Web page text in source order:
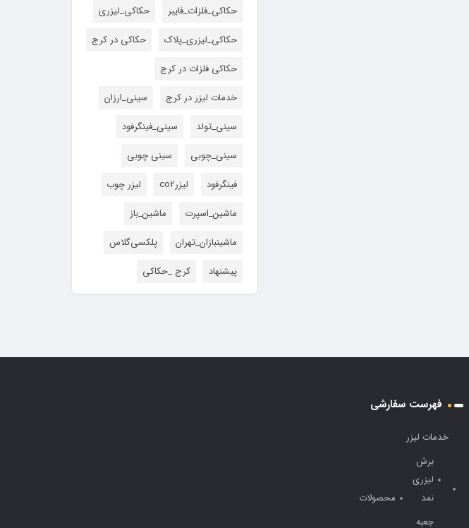
حکاکی_فلزات_فایبر
حکاکی_لیزری
حکاکی_لیزری_پلاک
حکاکی در کرج
حکاکی فلزات در کرج
خدمات لیزر در کرج
سینی_ارزان
سینی_تولد
سینی_فینگرفود
سینی_چوبی
سینی چوبی
فینگرفود
لیزرco2
لیزر چوب
ماشین_اسپرت
ماشین_باز
ماشینبازان_تهران
پلکسی‌گلاس
پیشنهاد
کرج _حکاکی
فهرست سفارشی
خدمات لیزر
برش
لیزری
نمد
محصولات
جعبه